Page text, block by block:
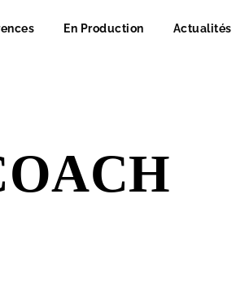
En Production Actualités